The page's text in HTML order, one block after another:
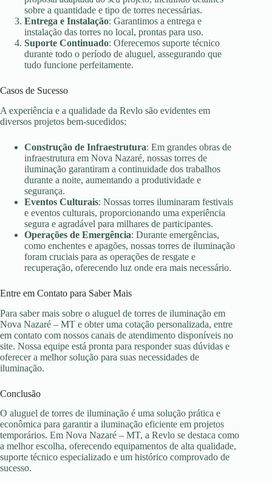
sobre a quantidade e tipo de torres necessárias.
Entrega e Instalação: Garantimos a entrega e
instalação das torres no local, prontas para uso.
Suporte Continuado: Oferecemos suporte técnico
durante todo o período de aluguel, assegurando que
tudo funcione perfeitamente.
Casos de Sucesso
A experiência e a qualidade da Revlo são evidentes em
diversos projetos bem-sucedidos:
Construção de Infraestrutura: Em grandes obras de
infraestrutura em Nova Nazaré, nossas torres de
iluminação garantiram a continuidade dos trabalhos
durante a noite, aumentando a produtividade e
segurança.
Eventos Culturais: Nossas torres iluminaram festivais
e eventos culturais, proporcionando uma experiência
segura e agradável para milhares de participantes.
Operações de Emergência: Durante emergências,
como enchentes e apagões, nossas torres de iluminação
foram cruciais para as operações de resgate e
recuperação, oferecendo luz onde era mais necessário.
Entre em Contato para Saber Mais
Para saber mais sobre o aluguel de torres de iluminação em
Nova Nazaré – MT e obter uma cotação personalizada, entre
em contato com nossos canais de atendimento disponíveis no
site. Nossa equipe está pronta para responder suas dúvidas e
oferecer a melhor solução para suas necessidades de
iluminação.
Conclusão
O aluguel de torres de iluminação é uma solução prática e
econômica para garantir a iluminação eficiente em projetos
temporários. Em Nova Nazaré – MT, a Revlo se destaca como
a melhor escolha, oferecendo equipamentos de alta qualidade,
suporte técnico especializado e um histórico comprovado de
sucesso.